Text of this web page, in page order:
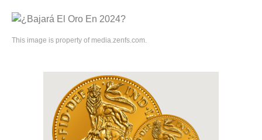
This image is property of media.zenfs.com.